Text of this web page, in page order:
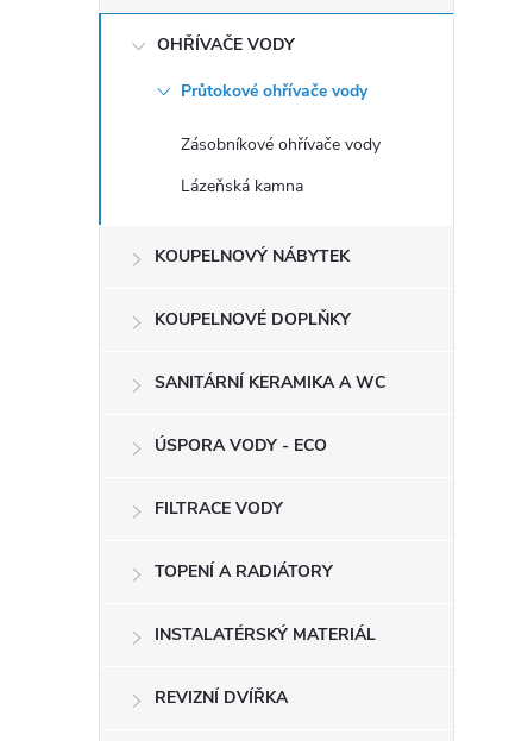
OHŘÍVAČE VODY
Průtokové ohřívače vody
Zásobníkové ohřívače vody
Lázeňská kamna
KOUPELNOVÝ NÁBYTEK
KOUPELNOVÉ DOPLŇKY
SANITÁRNÍ KERAMIKA A WC
ÚSPORA VODY - ECO
FILTRACE VODY
TOPENÍ A RADIÁTORY
INSTALATÉRSKÝ MATERIÁL
REVIZNÍ DVÍŘKA